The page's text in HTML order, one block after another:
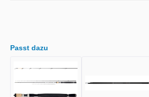
Passt dazu